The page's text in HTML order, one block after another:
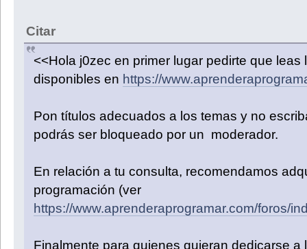
Citar
<<Hola j0zec en primer lugar pedirte que
disponibles en https://
Pon títulos adecuados a los temas y no
podrás ser bloqueado por un moderador.
En relación a tu consulta, recomendamos
programación (ver
https://www.aprenderaprogramar.com/foros/
Finalmente para quienes quieran dedicarse